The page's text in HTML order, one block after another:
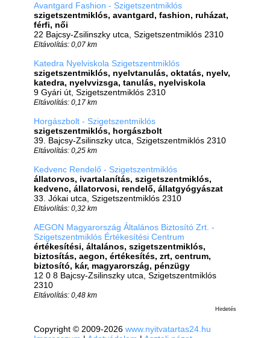
Avantgard Fashion - Szigetszentmiklós
szigetszentmiklós, avantgard, fashion, ruházat,
férfi, női
22 Bajcsy-Zsilinszky utca, Szigetszentmiklós 2310
Eltávolítás: 0,07 km
Katedra Nyelviskola Szigetszentmiklós
szigetszentmiklós, nyelvtanulás, oktatás, nyelv,
katedra, nyelvvizsga, tanulás, nyelviskola
9 Gyári út, Szigetszentmiklós 2310
Eltávolítás: 0,17 km
Horgászbolt - Szigetszentmiklós
szigetszentmiklós, horgászbolt
39. Bajcsy-Zsilinszky utca, Szigetszentmiklós 2310
Eltávolítás: 0,25 km
Kedvenc Rendelő - Szigetszentmiklós
állatorvos, ivartalanítás, szigetszentmiklós,
kedvenc, állatorvosi, rendelő, állatgyógyászat
33. Jókai utca, Szigetszentmiklós 2310
Eltávolítás: 0,32 km
AEGON Magyarország Általános Biztosító Zrt. -
Szigetszentmiklós Értékesítési Centrum
értékesítési, általános, szigetszentmiklós,
biztosítás, aegon, értékesítés, zrt, centrum,
biztosító, kár, magyarország, pénzügy
12 0 8 Bajcsy-Zsilinszky utca, Szigetszentmiklós
2310
Eltávolítás: 0,48 km
Hirdetés
Copyright © 2009-2026 www.nyitvatartas24.hu